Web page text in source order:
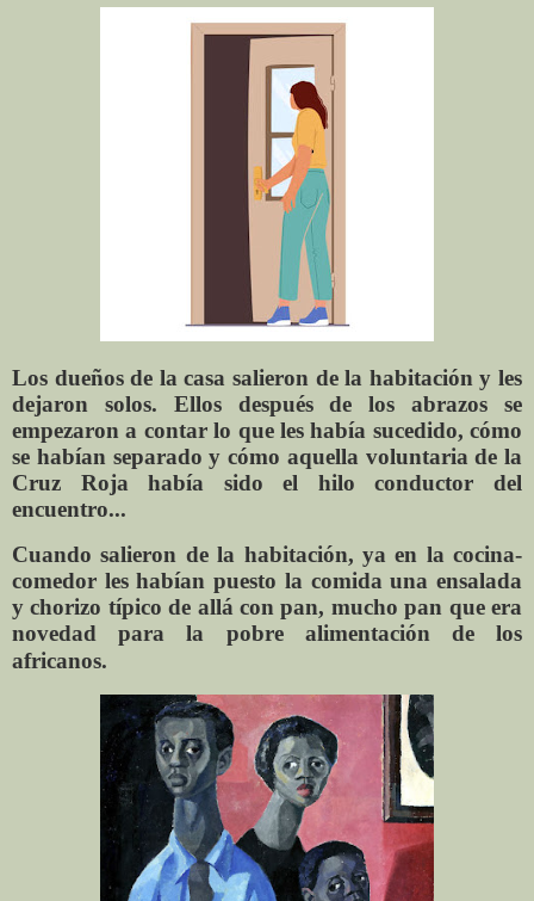
Los dueños de la casa salieron de la habitación y les
dejaron solos. Ellos después de los abrazos se
empezaron a contar lo que les había sucedido, cómo
se habían separado y cómo aquella voluntaria de la
Cruz Roja había sido el hilo conductor del
encuentro...
Cuando salieron de la habitación, ya en la cocina-
comedor les habían puesto la comida una ensalada
y chorizo típico de allá con pan, mucho pan que era
novedad para la pobre alimentación de los
africanos.